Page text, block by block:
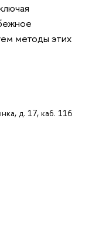
д. 17, каб. 116
методы этих